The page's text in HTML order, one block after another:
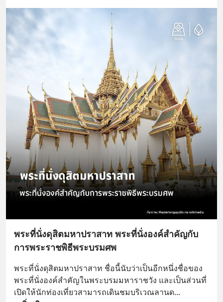
พระที่นั่งดุสิตมหาปราสาท พระที่นั่งองค์สำคัญกับ
การพระราชพิธีพระบรมศพ
พระที่นั่งดุสิตมหาปราสาท ชื่อนี้นับว่าเป็นอีกหนึ่งชื่อของ
พระที่นั่งองค์สำคัญในพระบรมมหาราชวัง และเป็นส่วนที่
เปิดให้นักท่องเที่ยวสามารถเดินชมบริเวณลานด...